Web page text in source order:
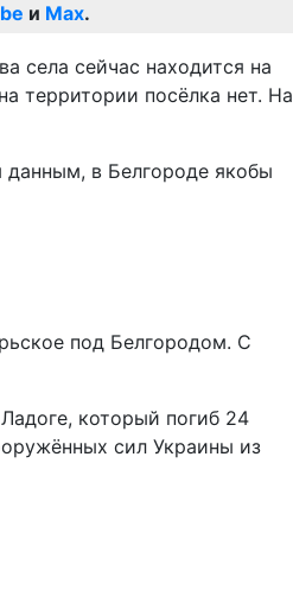
и Max.
села сейчас находится на
территории посёлка нет. На
в Белгороде якобы
под Белгородом. С
который погиб 24
сил Украины из